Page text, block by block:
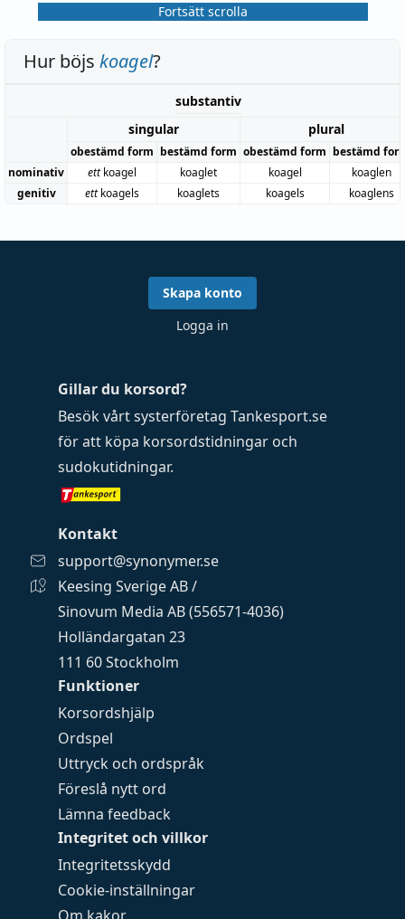
Fortsätt scrolla
Hur böjs koagel?
substantiv
singular
plural
obestämd form bestämd form obestämd form bestämd
nominativ
ettkoagel koaglet koagel
koaglen
genitiv
ettkoagels koaglets koagels koaglens
Funktioner
Korsordshjälp
Ordspel
Uttryck och ordspråk
Föreslå nytt ord
Lämna feedback
Integritet och villkor
Integritetsskydd
Cookie-inställningar
Gillar du korsord?
Besök vårt systerföretag Tankesport.se
för att köpa korsordstidningar och
sudokutidningar.
Kontakt
support@synonymer.se
Keesing Sverige AB /
Sinovum Media AB (556571-4036)
Holländargatan 23
111 60 Stockholm
Skapa konto
Logga in